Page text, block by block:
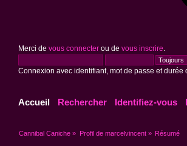
Merci de vous connecterou de vous inscrire
Connexion avec identifiant, mot de passe et durée
Accueil Rechercher Identifiez-vous
Cannibal Caniche » Profil de marcelvincent» Résumé